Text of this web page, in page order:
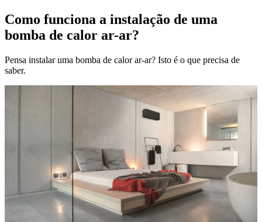
Como funciona a instalação de uma
bomba de calor ar-ar?
Pensa instalar uma bomba de calor ar-ar? Isto é o que precisa de
saber.